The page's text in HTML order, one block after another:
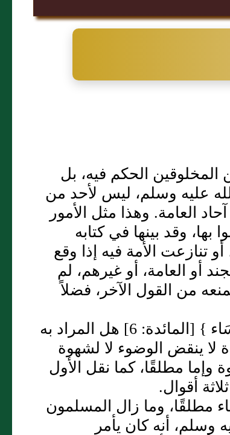
المخلوقين الحكم فيه، بل
عليه وسلم، ليس لأحد من
العامة‏.‏ وهذا مثل الأمور
بها، وقد بينها في كتابه
تنازعت الأمة فيه إذا وقع
أو العامة، أو غيرهم، لم
من القول الآخر، فضلاً
مثل أن يتنازع حاكم أو غير حاكم في قوله‏:‏ ‏{‏أَوْ لاَمَسْتُمُ النِّسَاء ‏}‏ ‏[‏المائدة‏:‏ 6‏]‏ هل المراد به
لا ينقض الوضوء لا لشهوة
وإما مطلقًا، كما نقل الأول
أقوال‏.‏
مطلقًا، وما زال المسلمون
أنه كان يأمر